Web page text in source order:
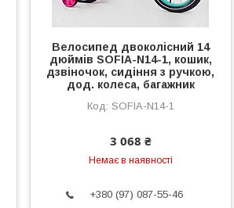
Велосипед двоколісний 14
дюймів SOFIA-N14-1, кошик,
дзвіночок, сидіння з ручкою,
дод. колеса, багажник
SOFIA-N14-1
3 068 ₴
Немає в наявності
+380 (97) 087-55-46